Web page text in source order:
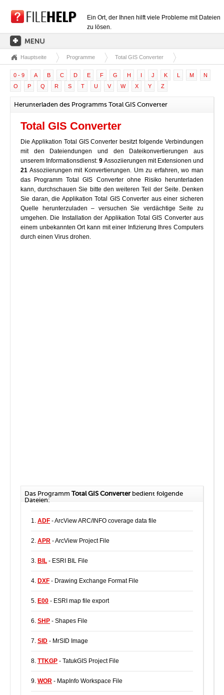
Ein Ort, der Ihnen hilft viele Probleme mit Dateien
zu lösen.
HAUPTSEITE
EXTENSIONSKATEGORIEN
TREIBERKATEGORIEN
DLL-DATEIEN
DATEIKONVERTIERUNGEN
PROGRAMME
Hauptseite Programme Total GIS Converter
0 - 9 A B C D E F G H I J K L M
N
O
P Q R S T U V W X Y Z
Herunterladen des Programms Total GIS Converter
Total GIS Converter
Die Applikation Total GIS Converter besitzt folgende Verbindungen
mit den Dateiendungen und den Dateikonvertierungen aus
unserem Informationsdienst:9 Assoziierungen mit Extensionen und
21 Assoziierungen mit Konvertierungen. Um zu erfahren, wo man
das Programm Total GIS Converter ohne Risiko herunterladen
kann, durchschauen Sie bitte den weiteren Teil der Seite. Denken
Sie daran, die Applikation Total GIS Converter aus einer sicheren
Quelle herunterzuladen – versuchen Sie verdächtige Seite zu
umgehen. Die Installation der Applikation Total GIS Converter aus
einem unbekannten Ort kann mit einer Infizierung Ihres Computers
durch einen Virus drohen.
Das Programm Total GIS Converterbedient folgende
Dateien:
1. ADF - ArcView ARC/INFO coverage data file
2. APR - ArcView Project File
3. BIL - ESRI BIL File
4. DXF - Drawing Exchange Format File
5. E00 - ESRI map file export
6. SHP - Shapes File
7. SID - MrSID Image
8. TTKGP - TatukGIS Project File
9. WOR - MapInfo Workspace File